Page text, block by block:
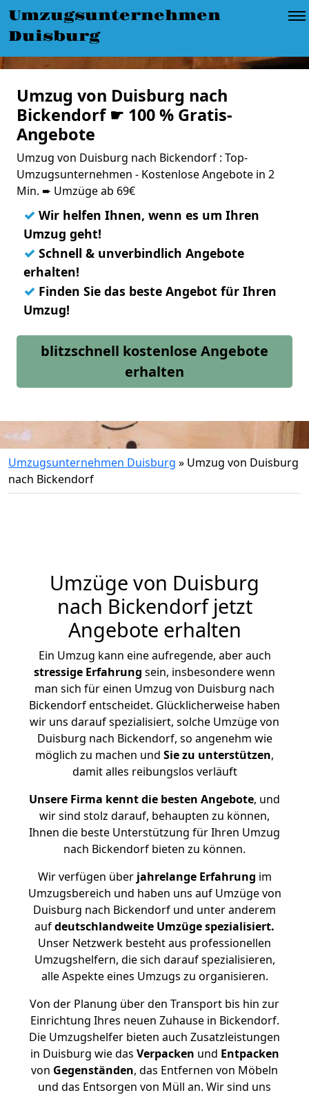
Umzugsunternehmen
Duisburg
Umzug von Duisburg nach
Bickendorf ☛ 100 % Gratis-
Angebote
Umzug von Duisburg nach Bickendorf : Top-
Umzugsunternehmen - Kostenlose Angebote in 2
Min. ➨ Umzüge ab 69€
✓ Wir helfen Ihnen, wenn es um Ihren
Umzug geht!
✓ Schnell & unverbindlich Angebote
erhalten!
✓ Finden Sie das beste Angebot für Ihren
Umzug!
blitzschnell kostenlose Angebote
erhalten
Umzugsunternehmen Duisburg » Umzug von Duisburg
nach Bickendorf
Umzüge von Duisburg
nach Bickendorf jetzt
Angebote erhalten
Ein Umzug kann eine aufregende, aber auch
stressige Erfahrung sein, insbesondere wenn
man sich für einen Umzug von Duisburg nach
Bickendorf entscheidet. Glücklicherweise haben
wir uns darauf spezialisiert, solche Umzüge von
Duisburg nach Bickendorf, so angenehm wie
möglich zu machen und Sie zu unterstützen,
damit alles reibungslos verläuft
Unsere Firma kennt die besten Angebote, und
wir sind stolz darauf, behaupten zu können,
Ihnen die beste Unterstützung für Ihren Umzug
nach Bickendorf bieten zu können.
Wir verfügen überjahrelange Erfahrung im
Umzugsbereich und haben uns auf Umzüge von
Duisburg nach Bickendorf und unter anderem
aufdeutschlandweite Umzüge spezialisiert.
Unser Netzwerk besteht aus professionellen
Umzugshelfern, die sich darauf spezialisieren,
alle Aspekte eines Umzugs zu organisieren.
Von der Planung über den Transport bis hin zur
Einrichtung Ihres neuen Zuhause in Bickendorf.
Die Umzugshelfer bieten auch Zusatzleistungen
in Duisburg wie das Verpacken und Entpacken
von Gegenständen, das Entfernen von Möbeln
und das Entsorgen von Müll an. Wir sind uns